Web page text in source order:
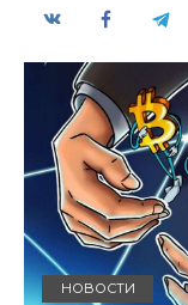
НОВОСТИ